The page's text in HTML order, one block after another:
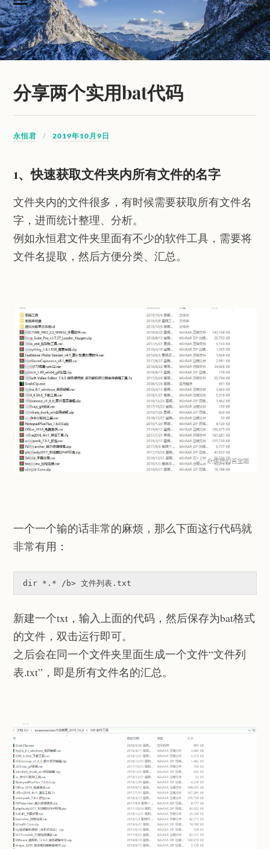
分享两个实用bat代码
永恒君 2019年10月9日
1、快速获取文件夹内所有文件的名字
文件夹内的文件很多，有时候需要获取所有文件名
字，进而统计整理、分析。
例如永恒君文件夹里面有不少的软件工具，需要将
文件名提取，然后方便分类、汇总。
一个一个输的话非常的麻烦，那么下面这行代码就
非常有用：
dir *.*
新建一个txt，输入上面的代码，然后保存为bat格式
的文件，双击运行即可。
之后会在同一个文件夹里面生成一个文件“文件列
表.txt”，即是所有文件名的汇总。